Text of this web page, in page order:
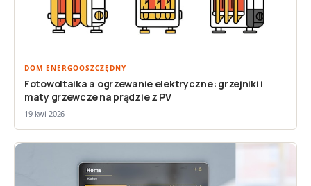
DOM ENERGOOSZCZĘDNY
Fotowoltaika a ogrzewanie elektryczne: grzejniki i
maty grzewcze na prądzie z PV
19 kwi 2026